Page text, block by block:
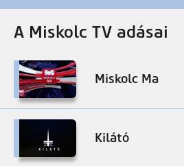
A Miskolc TV adásai
Miskolc Ma
Kilátó